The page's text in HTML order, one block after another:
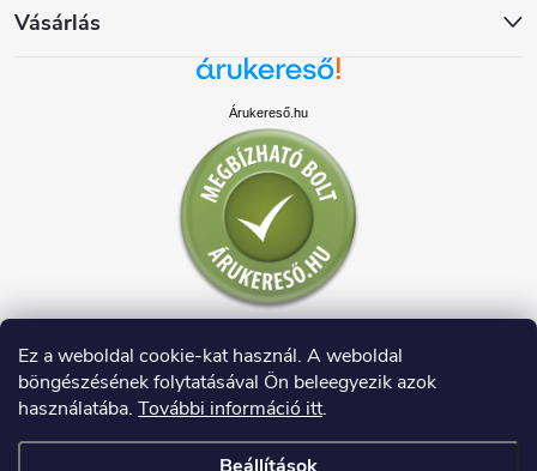
Ez a weboldal cookie-kat használ. A weboldal
böngészésének folytatásával Ön beleegyezik azok
használatába. További információ itt.
Vásárlás
Árukereső.hu